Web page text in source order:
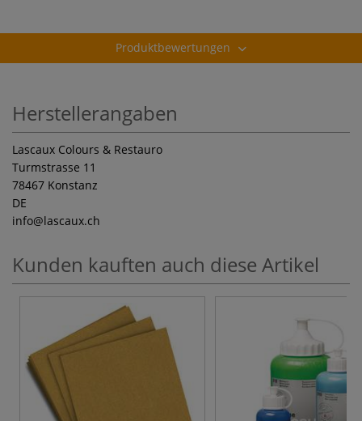
Produktbewertungen
Herstellerangaben
Lascaux Colours & Restauro
Turmstrasse 11
78467 Konstanz
DE
info@lascaux.ch
Kunden kauften auch diese Artikel